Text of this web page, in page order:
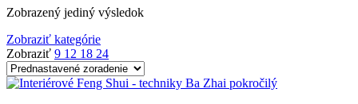
Zobrazený jediný výsledok
Zobraziť kategórie
Zobraziť 9 12 18 24